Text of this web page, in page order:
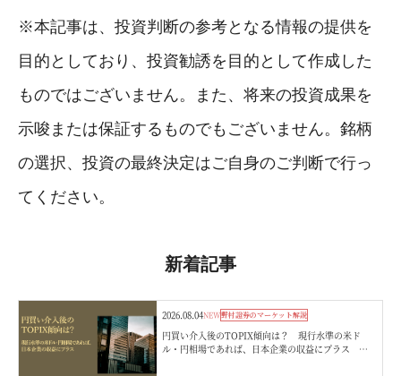
※本記事は、投資判断の参考となる情報の提供を
目的としており、投資勧誘を目的として作成した
ものではございません。また、将来の投資成果を
示唆または保証するものでもございません。銘柄
の選択、投資の最終決定はご自身のご判断で行っ
てください。
新着記事
2026.08.04NEW野村證券のマーケット解説
円買い介入後のTOPIX傾向は？ 現行水準の米ド
ル・円相場であれば、日本企業の収益にプラス 野